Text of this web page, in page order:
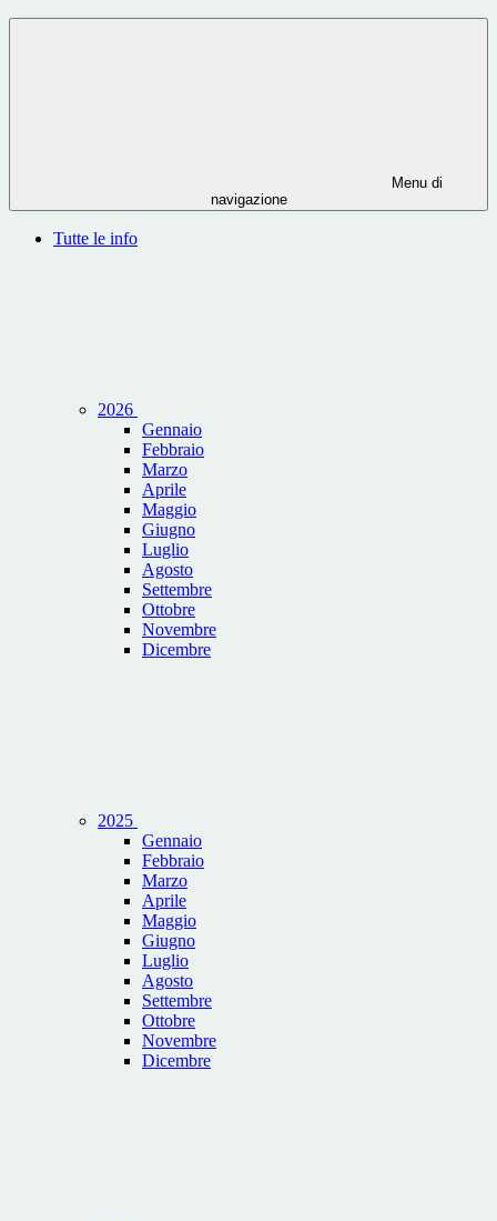
Menu di
navigazione
Tutte le info
2026
Gennaio
Febbraio
Marzo
Aprile
Maggio
Giugno
Luglio
Agosto
Settembre
Ottobre
Novembre
Dicembre
2025
Gennaio
Febbraio
Marzo
Aprile
Maggio
Giugno
Luglio
Agosto
Settembre
Ottobre
Novembre
Dicembre